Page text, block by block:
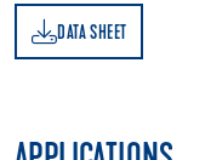
DATA SHEET